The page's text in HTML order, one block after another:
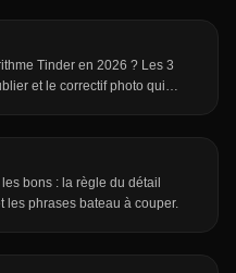
Tinder en 2026 ? Les 3
et le correctif photo qui
bons : la règle du détail
les phrases bateau à couper.